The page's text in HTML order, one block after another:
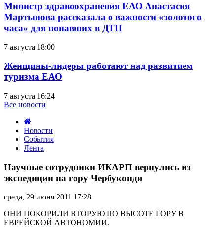
Министр здравоохранения ЕАО Анастасия
Мартынова рассказала о важности «золотого
часа» для попавших в ДТП
7 августа 18:00
Женщины-лидеры работают над развитием
туризма ЕАО
7 августа 16:24
Все новости
Новости
События
Лента
сотрудники
вернулись
экспедиции
на
гору
Чербукондя
Научные сотрудники ИКАРП вернулись из
экспедиции на гору Чербукондя
среда, 29 июня 2011 17:28
ОНИ ПОКОРИЛИ ВТОРУЮ ПО ВЫСОТЕ ГОРУ В
ЕВРЕЙСКОЙ АВТОНОМИИ.